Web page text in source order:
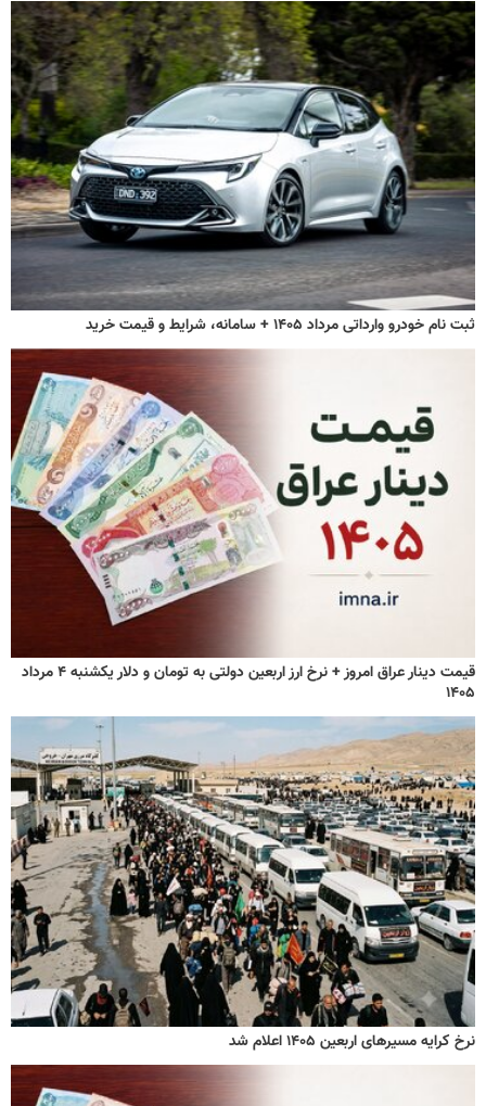
ثبت نام خودرو وارداتی مرداد ۱۴۰۵ + سامانه، شرایط و قیمت خرید
قیمت دینار عراق امروز + نرخ ارز اربعین دولتی به تومان و دلار یکشنبه ۴ مرداد
۱۴۰۵
نرخ کرایه مسیرهای اربعین ۱۴۰۵ اعلام شد